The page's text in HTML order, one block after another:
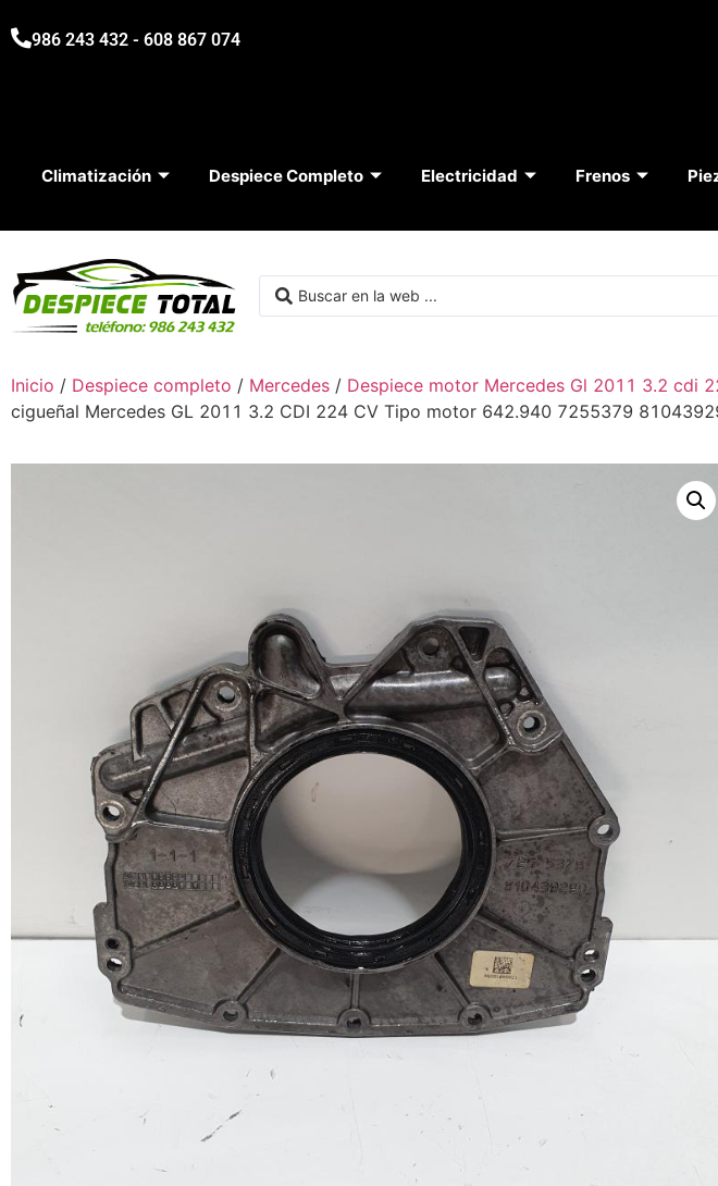
986 243 432 - 608 867 074
Climatización Despiece Completo Electricidad Frenos
Inicio / Despiece completo / Mercedes / Despiece motor Mercedes Gl 2011 3.2 cdi
cigueñal Mercedes GL 2011 3.2 CDI 224 CV Tipo motor 642.940 7255379